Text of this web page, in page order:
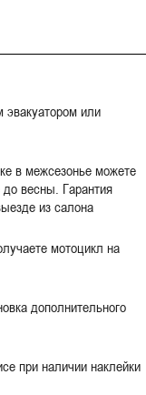
или
в межсезонье можете
до весны. Гарантия
из салона
мотоцикл на
дополнительного
при наличии наклейки